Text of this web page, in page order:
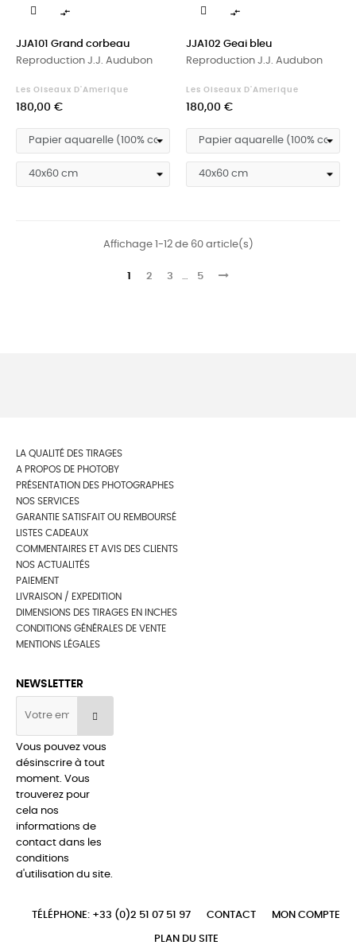

JJA101 Grand corbeau
Reproduction J.J. Audubon
Les Oiseaux D'Amerique
Prix
180,00 €

JJA102 Geai bleu
Reproduction J.J. Audubon
Les Oiseaux D'Amerique
Prix
180,00 €
Affichage 1-12 de 60 article(s)
1 2 3 5
LA QUALITÉ DES TIRAGES
A PROPOS DE PHOTOBY
PRÉSENTATION DES PHOTOGRAPHES
NOS SERVICES
GARANTIE SATISFAIT OU REMBOURSÉ
LISTES CADEAUX
COMMENTAIRES ET AVIS DES CLIENTS
NOS ACTUALITÉS
PAIEMENT
LIVRAISON / EXPEDITION
DIMENSIONS DES TIRAGES EN INCHES
CONDITIONS GÉNÉRALES DE VENTE
MENTIONS LÉGALES
NEWSLETTER
Vous pouvez vous
désinscrire à tout
moment. Vous
trouverez pour
cela nos
informations de
contact dans les
conditions
d'utilisation du site.
TÉLÉPHONE: +33 (0)2 51 07 51 97 CONTACT MON COMPTE
PLAN DU SITE